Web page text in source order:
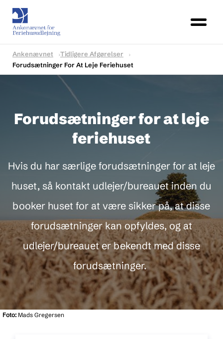
Ankenævnet
Tidligere Afgørelser
Forudsætninger For At Leje Feriehuset
Forudsætninger for at leje
feriehuset
Hvis du har særlige forudsætninger for at leje
huset, så kontakt udlejer/bureauet inden du
booker huset for at være sikker på, at disse
forudsætninger kan opfyldes, og at
udlejer/bureauet er bekendt med disse
forudsætninger.
Foto: Mads Gregersen